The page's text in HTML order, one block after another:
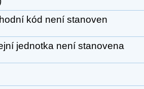
kód není stanoven
jednotka není stanovena